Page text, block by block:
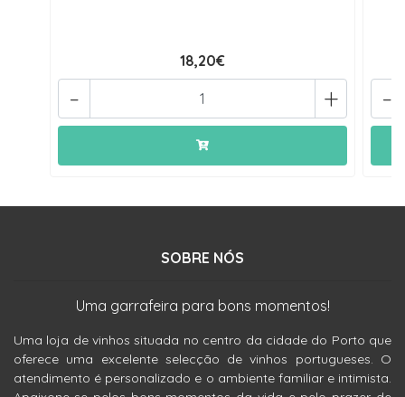
18,20€
+
- -
SOBRE NÓS
Uma garrafeira para bons momentos!
Uma loja de vinhos situada no centro da cidade do Porto que
oferece uma excelente selecção de vinhos portugueses. O
atendimento é personalizado e o ambiente familiar e intimista.